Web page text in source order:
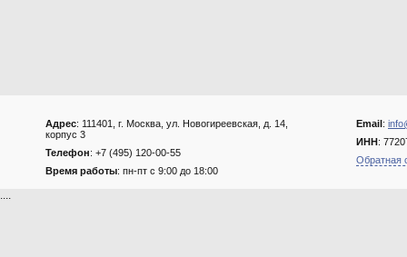
Адрес: 111401, г. Москва, ул. Новогиреевская, д. 14,
корпус 3
Телефон: +7 (495) 120-00-55
Время работы: пн-пт с 9:00 до 18:00
Email:
ИНН:
Обратная
....